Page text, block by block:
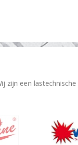
zijn een